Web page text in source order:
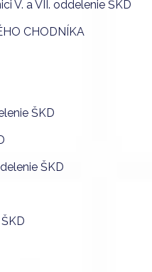
V. a VII. oddelenie ŠKD
CHODNÍKA
ŠKD
ŠKD